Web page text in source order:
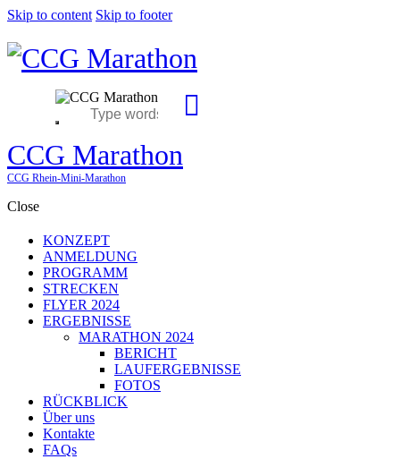
Skip to content Skip to footer
CCG Marathon
CCG Rhein-Mini-Marathon
Close
KONZEPT
ANMELDUNG
PROGRAMM
STRECKEN
FLYER 2024
ERGEBNISSE
MARATHON 2024
BERICHT
LAUFERGEBNISSE
FOTOS
RÜCKBLICK
Über uns
Kontakte
FAQs